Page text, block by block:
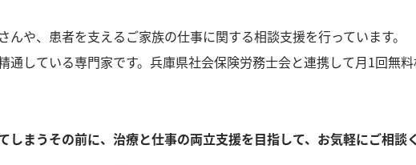
や、患者を支えるご家族の仕事に関する相談支援を行っています。
通している専門家です。兵庫県社会保険労務士会と連携して月1回無
まうその前に、治療と仕事の両立支援を目指して、お気軽にご相談